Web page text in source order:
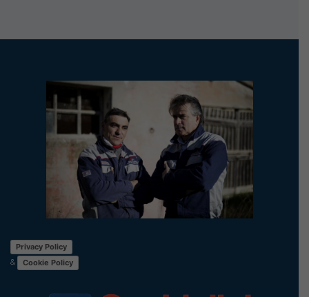
Privacy Policy
&
Cookie Policy